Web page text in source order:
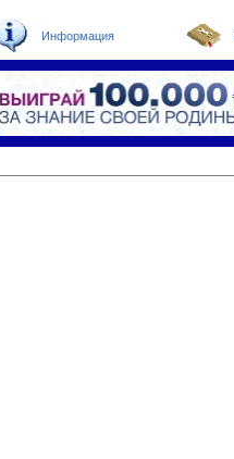
Информация